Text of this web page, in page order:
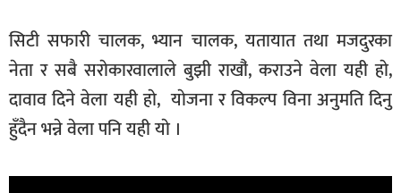
सिटी सफारी चालक, भ्यान चालक, यतायात तथा मजदुरका
नेता र सबै सराेकारवालाले बुझी राखाै‌ं, कराउने वेला यही हाे,
दावाव दिने वेला यही हाे, याेजना र विकल्प विना अनुमति दिनु
हुँदैन भन्ने वेला पनि यही याे ।